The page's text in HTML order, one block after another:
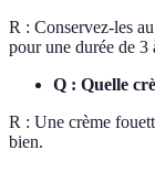
R : Conservez-les
pour une durée de 3
Q : Quelle
R : Une crème
bien.